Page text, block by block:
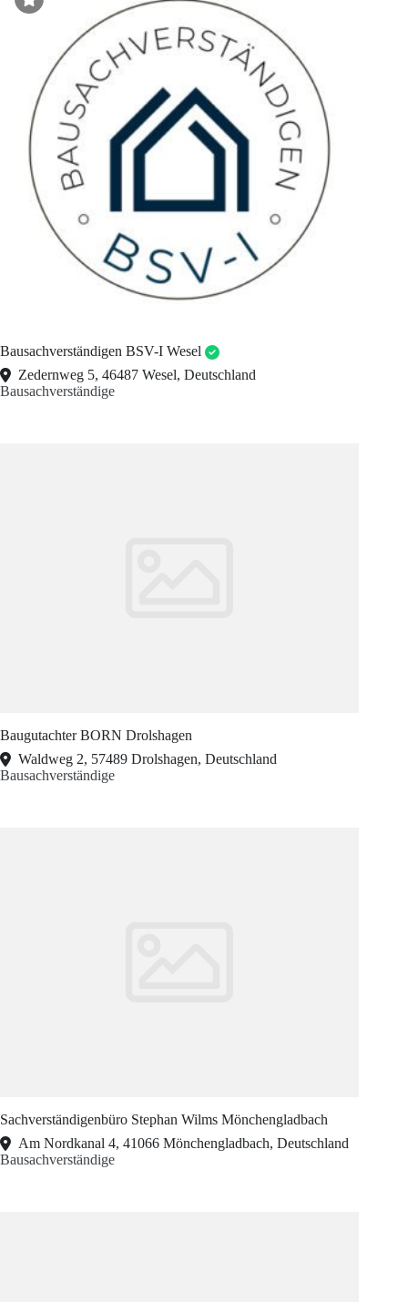
Bausachverständigen BSV-I Wesel
Zedernweg 5, 46487 Wesel, Deutschland
Bausachverständige
Baugutachter BORN Drolshagen
Waldweg 2, 57489 Drolshagen, Deutschland
Bausachverständige
Sachverständigenbüro Stephan Wilms Mönchengladbach
Am Nordkanal 4, 41066 Mönchengladbach, Deutschland
Bausachverständige